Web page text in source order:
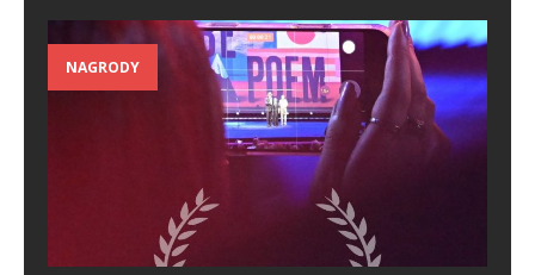
NAGRODY